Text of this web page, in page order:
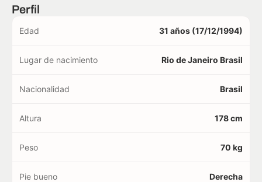
Perfil
Edad 31 años (17/12/1994)
Lugar de nacimiento Rio de Janeiro Brasil
Nacionalidad Brasil
Altura 178 cm
Peso 70 kg
Pie bueno Derecha